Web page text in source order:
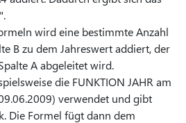
wird eine bestimmte Anzahl
B zu dem Jahreswert addiert, der
A abgeleitet wird.
die FUNKTION JAHR am
verwendet und gibt
Die Formel fügt dann dem